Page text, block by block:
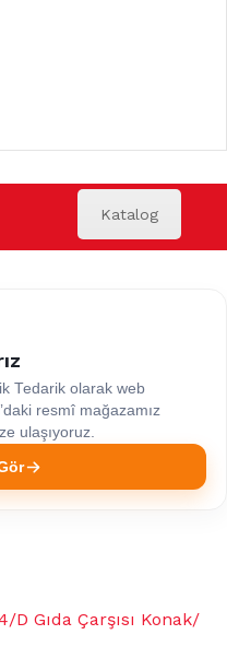
Katalog
Tedarik olarak web
resmî mağazamız
ulaşıyoruz.
D Gıda Çarşısı Konak/